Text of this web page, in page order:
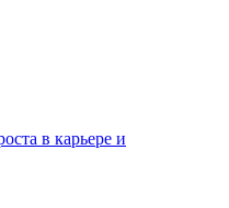
в карьере и